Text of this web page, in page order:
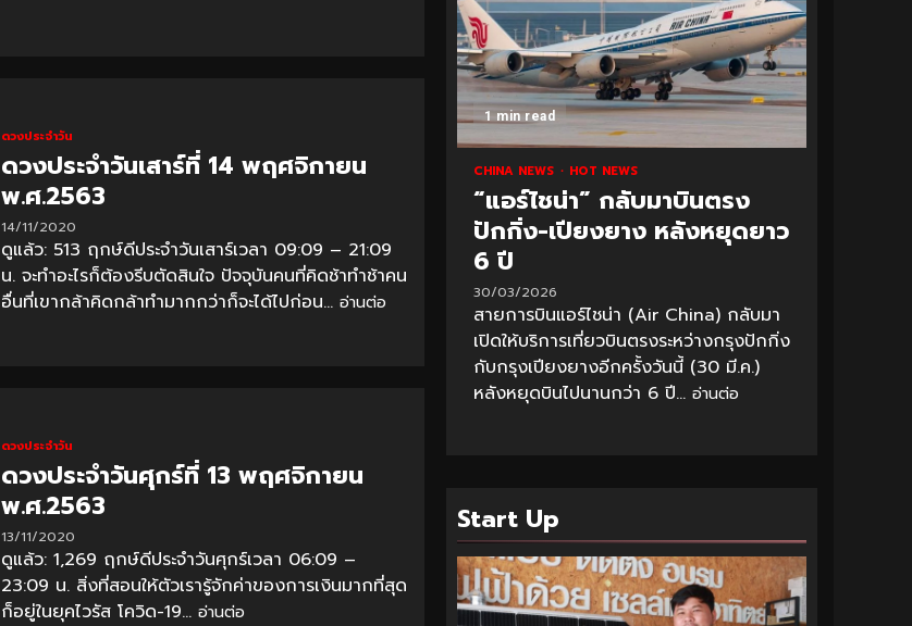
ดวงประจำวัน
ดวงประจำวันเสาร์ที่ 14 พฤศจิกายน
พ.ศ.2563
14/11/2020
ดูแล้ว: 513 ฤกษ์ดีประจำวันเสาร์เวลา 09:09 – 21:09
น. จะทำอะไรก็ต้องรีบตัดสินใจ ปัจจุบันคนที่คิดช้าทำช้าคน
อื่นที่เขากล้าคิดกล้าทำมากกว่าก็จะได้ไปก่อน... อ่านต่อ
ดวงประจำวัน
ดวงประจำวันศุกร์ที่ 13 พฤศจิกายน
พ.ศ.2563
13/11/2020
ดูแล้ว: 1,269 ฤกษ์ดีประจำวันศุกร์เวลา 06:09 –
23:09 น. สิ่งที่สอนให้ตัวเรารู้จักค่าของการเงินมากที่สุด
ก็อยู่ในยุคไวรัส โควิด-19... อ่านต่อ
1 min read
CHINA NEWS HOT NEWS
“แอร์ไชน่า” กลับมาบินตรง
ปักกิ่ง-เปียงยาง หลังหยุดยาว
6 ปี
30/03/2026
สายการบินแอร์ไชน่า (Air China) กลับมา
เปิดให้บริการเที่ยวบินตรงระหว่างกรุงปักกิ่ง
กับกรุงเปียงยางอีกครั้งวันนี้ (30 มี.ค.)
หลังหยุดบินไปนานกว่า 6 ปี... อ่านต่อ
Start Up